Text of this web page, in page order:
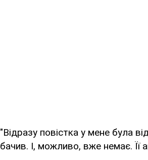
"Відразу повістка у мене була
бачив. І, можливо, вже немає. Її